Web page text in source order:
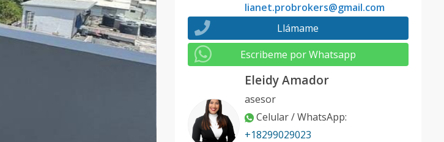
lianet.probrokers@gmail.com
Llámame
Escribeme por Whatsapp
Eleidy Amador
asesor
Celular / WhatsApp:
+18299029023